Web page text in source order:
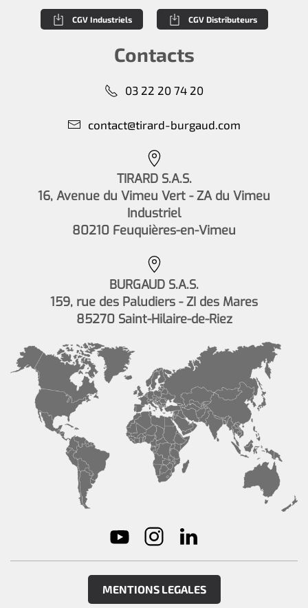
CGV Industriels CGV Distributeurs
Contacts
03 22 20 74 20
contact@tirard-burgaud.com
TIRARD S.A.S.
16, Avenue du Vimeu Vert - ZA du Vimeu
Industriel
80210 Feuquières-en-Vimeu
BURGAUD S.A.S.
159, rue des Paludiers - ZI des Mares
85270 Saint-Hilaire-de-Riez
MENTIONS LEGALES